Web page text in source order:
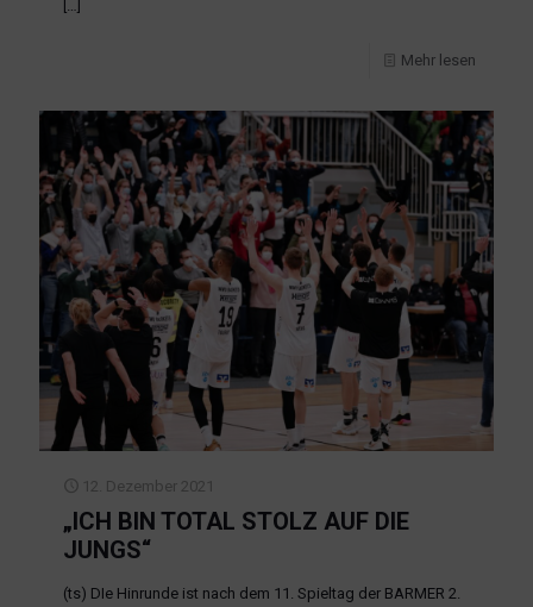
Mehr lesen
12. Dezember 2021
„ICH BIN TOTAL STOLZ AUF DIE
JUNGS“
(ts) DIe Hinrunde ist nach dem 11. Spieltag der BARMER 2.